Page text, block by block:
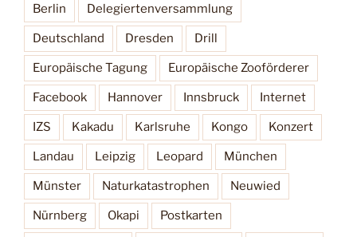
Berlin Delegiertenversammlung
Deutschland Dresden Drill
Europäische Tagung Europäische Zooförderer
Facebook Hannover Innsbruck Internet
IZS Kakadu Karlsruhe Kongo Konzert
Landau Leipzig Leopard München
Münster Naturkatastrophen Neuwied
Nürnberg Okapi Postkarten